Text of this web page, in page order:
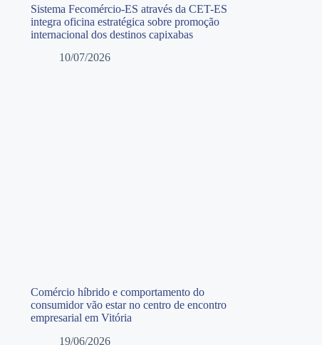
Sistema Fecomércio-ES através da CET-ES
integra oficina estratégica sobre promoção
internacional dos destinos capixabas
10/07/2026
Comércio híbrido e comportamento do
consumidor vão estar no centro de encontro
empresarial em Vitória
19/06/2026